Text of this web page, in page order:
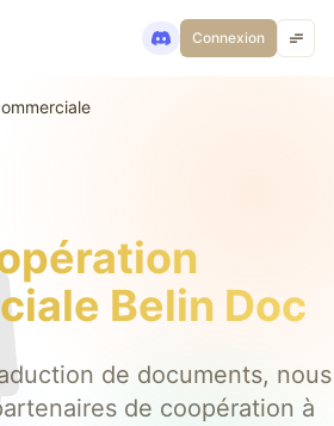
Connexion
Belin Doc
de documents, nous
de coopération à